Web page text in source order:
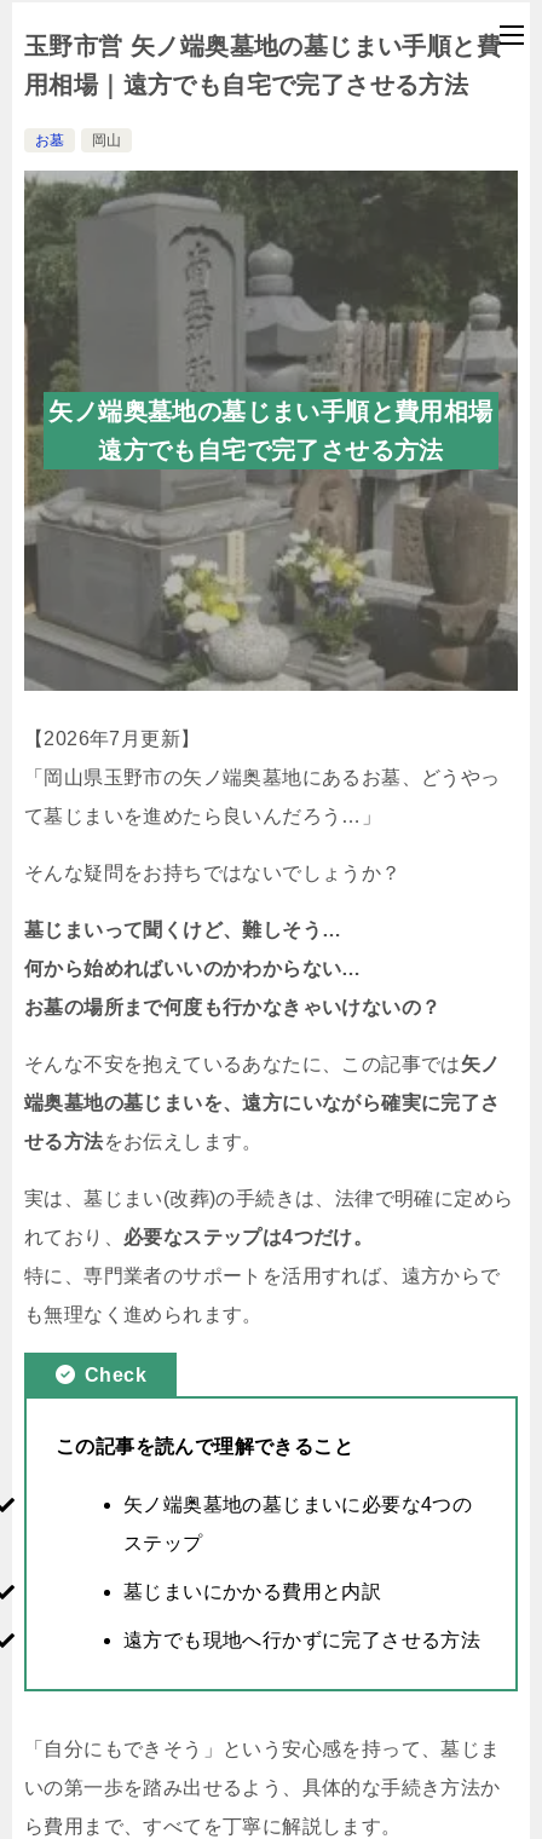
玉野市営 矢ノ端奥墓地の墓じまい手順と費
用相場｜遠方でも自宅で完了させる方法
お墓 岡山
矢ノ端奥墓地の墓じまい手順と費用相場
遠方でも自宅で完了させる方法
【2026年7月更新】
「岡山県玉野市の矢ノ端奥墓地にあるお墓、どうやっ
て墓じまいを進めたら良いんだろう…」
そんな疑問をお持ちではないでしょうか？
墓じまいって聞くけど、難しそう…
何から始めればいいのかわからない…
お墓の場所まで何度も行かなきゃいけないの？
そんな不安を抱えているあなたに、この記事では矢ノ
端奥墓地の墓じまいを、遠方にいながら確実に完了さ
せる方法をお伝えします。
実は、墓じまい(改葬)の手続きは、法律で明確に定めら
れており、 必要なステップは4つだけ。
特に、専門業者のサポートを活用すれば、遠方からで
も無理なく進められます。
Check
この記事を読んで理解できること
矢ノ端奥墓地の墓じまいに必要な4つの
ステップ
墓じまいにかかる費用と内訳
遠方でも現地へ行かずに完了させる方法
「自分にもできそう」という安心感を持って、墓じま
いの第一歩を踏み出せるよう、具体的な手続き方法か
ら費用まで、すべてを丁寧に解説します。